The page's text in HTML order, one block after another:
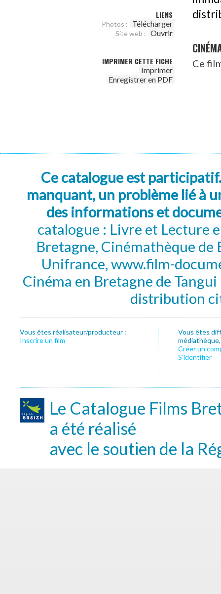
LIENS
Photos : Télécharger
Site web : Ouvrir
IMPRIMER CETTE FICHE
Imprimer
Enregistrer en PDF
Ce
Ce catalogue est
manquant, un problème lié à
des informations et
catalogue : Livre et Lecture
Bretagne, Cinémathèque de
Unifrance, www.film-
Cinéma en Bretagne de
distribution
Vous êtes réalisateur/producteur :
Inscrire un film
Vous êtes
Créer un
S’identifier
Le Catalogue Films
a été réalisé
avec le soutien de la